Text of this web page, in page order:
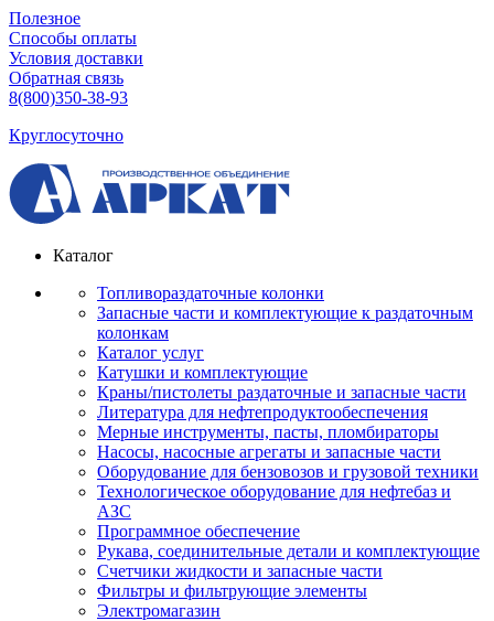
Полезное
Способы оплаты
Условия доставки
Обратная связь
8(800)350-38-93
Круглосуточно
Каталог
Топливораздаточные колонки
Запасные части и комплектующие к раздаточным
колонкам
Каталог услуг
Катушки и комплектующие
Краны/пистолеты раздаточные и запасные части
Литература для нефтепродуктообеспечения
Мерные инструменты, пасты, пломбираторы
Насосы, насосные агрегаты и запасные части
Оборудование для бензовозов и грузовой техники
Технологическое оборудование для нефтебаз и
АЗС
Программное обеспечение
Рукава, соединительные детали и комплектующие
Счетчики жидкости и запасные части
Фильтры и фильтрующие элементы
Электромагазин